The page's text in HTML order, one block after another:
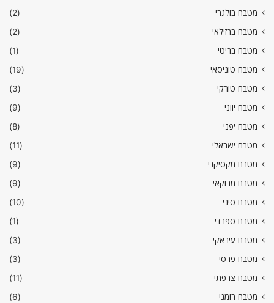
מטבח בולגרי
(2)
מטבח ברזילאי
(2)
מטבח בריטי
(1)
מטבח טוניסאי
(19)
מטבח טורקי
(3)
מטבח יווני
(9)
מטבח יפני
(8)
מטבח ישראלי
(11)
מטבח מקסיקני
(9)
מטבח מרוקאי
(9)
מטבח סיני
(10)
מטבח ספרדי
(1)
מטבח עיראקי
(3)
מטבח פרסי
(3)
מטבח צרפתי
(11)
מטבח רומני
(6)